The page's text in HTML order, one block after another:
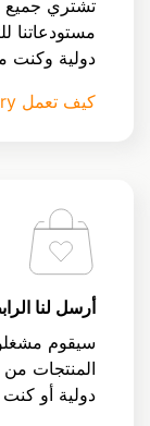
تشتري جميع
مستودعاتنا
دولية وكنت
كيف تعمل Qwintry
أرسل لنا
المنتجات
دولية أو